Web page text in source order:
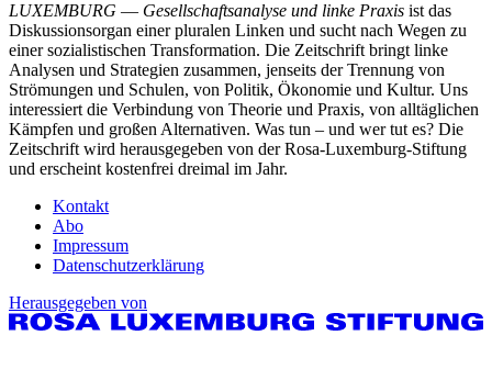
LUXEMBURG — Gesellschaftsanalyse und linke Praxis ist das
Diskussionsorgan einer pluralen Linken und sucht nach Wegen zu
einer sozialistischen Transformation. Die Zeitschrift bringt linke
Analysen und Strategien zusammen, jenseits der Trennung von
Strömungen und Schulen, von Politik, Ökonomie und Kultur. Uns
interessiert die Verbindung von Theorie und Praxis, von alltäglichen
Kämpfen und großen Alternativen. Was tun – und wer tut es? Die
Zeitschrift wird herausgegeben von der Rosa-Luxemburg-Stiftung
und erscheint kostenfrei dreimal im Jahr.
Kontakt
Abo
Impressum
Datenschutzerklärung
Herausgegeben von